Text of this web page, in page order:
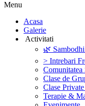
Menu
‎Acasa
Galerie
‎ ‎Activitati‎
🌿
> Intrebari
Comunitatea
Clase de
Clase
Terapie &